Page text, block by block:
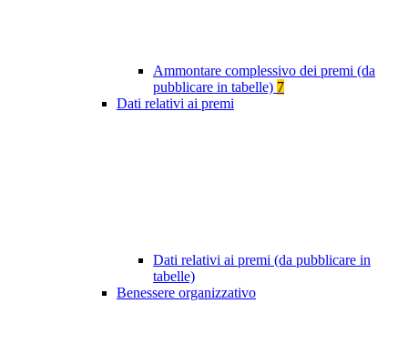
Ammontare complessivo dei premi (da
pubblicare in tabelle) 7
Dati relativi ai premi
Dati relativi ai premi (da pubblicare in
tabelle)
Benessere organizzativo